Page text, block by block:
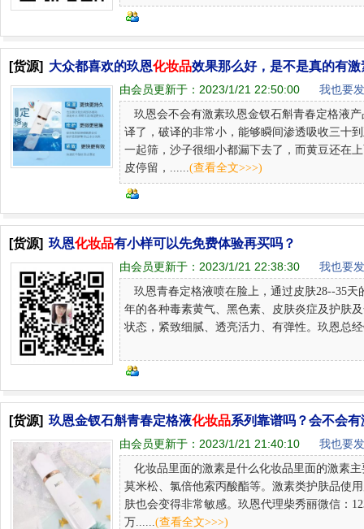
[货源] 大众都喜欢的玖恩化妆品效果那么好，是不是真的有激
由会员更新于： 2023/1/21 22:50:00 我也要
玖恩会不会有激素玖恩金钗石斛青春定格液
译了，破译的非常小，能够瞬间渗透吸收三十
一起筛，沙子很细小都漏下去了，而黄豆还在
皮停留，......(查看全文>>>)
[货源] 玖恩化妆品有小样可以先免费体验再买吗？
由会员更新于： 2023/1/21 22:38:30 我也要
玖恩青春定格液喷在脸上，通过皮肤28--35
年的各种毒素黄气、黑色素、皮肤炎症及护肤
状态，紧致细腻、透亮活力、有弹性。玖恩总
[货源] 玖恩金钗石斛青春定格液化妆品系列靠谱吗？会不会有
由会员更新于： 2023/1/21 21:40:10 我也要
化妆品里面的激素是什么化妆品里面的激素
莫米松、氯倍他索丙酸酯等。激素类护肤品使
肤也会变得非常敏感。玖恩代理柴秀丽微信：
万......(查看全文>>>)